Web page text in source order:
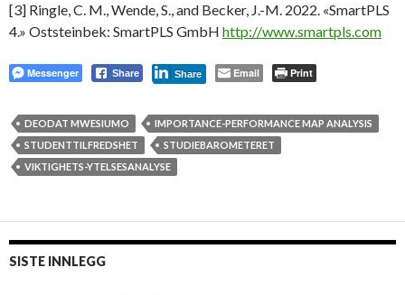
[3] Ringle, C. M., Wende, S., and Becker, J.-M. 2022. «SmartPLS
4.» Oststeinbek: SmartPLS GmbH http://www.smartpls.com
Messenger Share Share Email Print
DEODAT MWESIUMO
IMPORTANCE-PERFORMANCE MAP ANALYSIS
STUDENTTILFREDSHET
STUDIEBAROMETERET
VIKTIGHETS-YTELSESANALYSE
SISTE INNLEGG